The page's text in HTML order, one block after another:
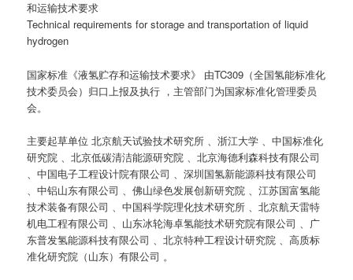
和运输技术要求
Technical requirements for storage and transportation of liquid
hydrogen
国家标准《液氢贮存和运输技术要求》 由TC309（全国氢能标准化
技术委员会）归口上报及执行 ，主管部门为国家标准化管理委员
会。
主要起草单位 北京航天试验技术研究所 、浙江大学 、中国标准化
研究院 、北京低碳清洁能源研究院 、北京海德利森科技有限公司
、中国电子工程设计院有限公司 、深圳国氢新能源科技有限公司
、中铝山东有限公司 、佛山绿色发展创新研究院 、江苏国富氢能
技术装备有限公司 、中国科学院理化技术研究所 、北京航天雷特
机电工程有限公司 、山东冰轮海卓氢能技术研究院有限公司 、广
东普发氢能源科技有限公司 、北京特种工程设计研究院 、高质标
准化研究院（山东）有限公司 。